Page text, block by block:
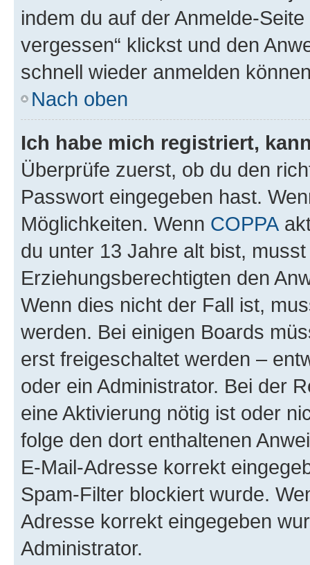
indem du auf der Anmelde-
vergessen“ klickst und den
schnell wieder anmelden
Nach oben
Ich habe mich registriert,
Überprüfe zuerst, ob du den
Passwort eingegeben hast.
Möglichkeiten. Wenn COPPA
du unter 13 Jahre alt bist,
Erziehungsberechtigten den
Wenn dies nicht der Fall ist,
werden. Bei einigen Boards
erst freigeschaltet werden –
oder ein Administrator. Bei der
eine Aktivierung nötig ist oder
folge den dort enthaltenen
E-Mail-Adresse korrekt
Spam-Filter blockiert wurde.
Adresse korrekt eingegeben
Administrator.